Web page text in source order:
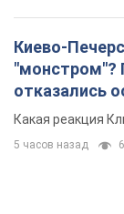
Киево-
"монстром"?
отказались
небоскреба
Какая реакция
5 часов назад